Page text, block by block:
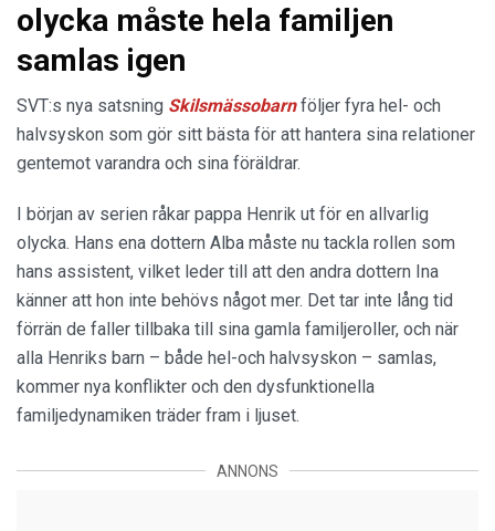
olycka måste hela familjen
samlas igen
SVT:s nya satsning Skilsmässobarnföljer fyra hel- och
halvsyskon som gör sitt bästa för att hantera sina relationer
gentemot varandra och sina föräldrar.
I början av serien råkar pappa Henrik ut för en allvarlig
olycka. Hans ena dottern Alba måste nu tackla rollen som
hans assistent, vilket leder till att den andra dottern Ina
känner att hon inte behövs något mer. Det tar inte lång tid
förrän de faller tillbaka till sina gamla familjeroller, och när
alla Henriks barn – både hel-och halvsyskon – samlas,
kommer nya konflikter och den dysfunktionella
familjedynamiken träder fram i ljuset.
ANNONS